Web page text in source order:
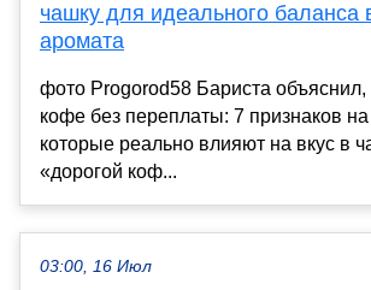
чашку для идеального баланса
аромата
фото Progorod58 Бариста объяснил,
кофе без переплаты: 7 признаков на
которые реально влияют на вкус в
«дорогой коф...
03:00, 16 Июл